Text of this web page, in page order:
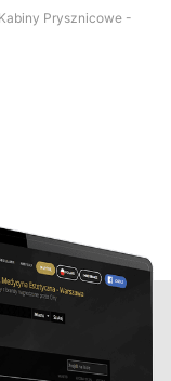
Prysznicowe -